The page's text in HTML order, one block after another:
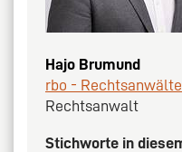
Hajo Brumund
rbo - Rechtsanwälte
Rechtsanwalt
Stichworte in